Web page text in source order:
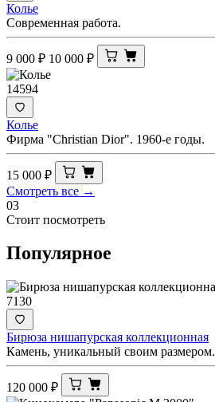
Колье
Современная работа.
9 000 ₽ 10 000 ₽
14594
Колье
Фирма "Christian Dior". 1960-е годы.
15 000 ₽
Смотреть все →
03
Стоит посмотреть
Популярное
7130
Бирюза нишапурская коллекционная
Камень, уникальный своим размером.
120 000 ₽